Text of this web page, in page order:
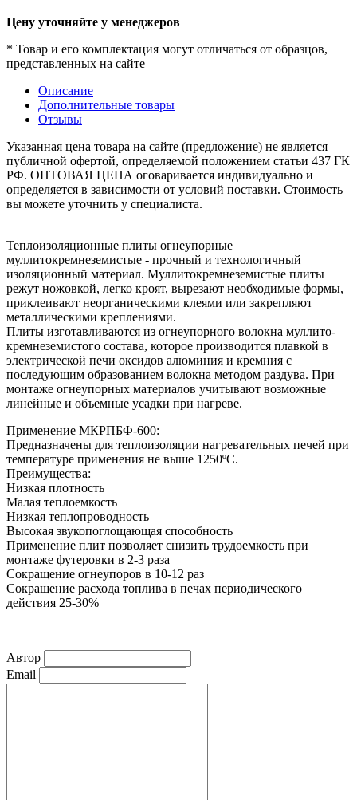
Цену уточняйте у менеджеров
* Товар и его комплектация могут отличаться от образцов,
представленных на сайте
Описание
Дополнительные товары
Отзывы
Указанная цена товара на сайте (предложение) не является
публичной офертой, определяемой положением статьи 437 ГК
РФ. ОПТОВАЯ ЦЕНА оговаривается индивидуально и
определяется в зависимости от условий поставки. Стоимость
вы можете уточнить у специалиста.
Теплоизоляционные плиты огнеупорные
муллитокремнеземистые - прочный и технологичный
изоляционный материал. Муллитокремнеземистые плиты
режут ножовкой, легко кроят, вырезают необходимые формы,
приклеивают неорганическими клеями или закрепляют
металлическими креплениями.
Плиты изготавливаются из огнеупорного волокна муллито-
кремнеземистого состава, которое производится плавкой в
электрической печи оксидов алюминия и кремния с
последующим образованием волокна методом раздува. При
монтаже огнеупорных материалов учитывают возможные
линейные и объемные усадки при нагреве.
Применение МКРПБФ-600:
Предназначены для теплоизоляции нагревательных печей при
температуре применения не выше 1250ºС.
Преимущества:
Низкая плотность
Малая теплоемкость
Низкая теплопроводность
Высокая звукопоглощающая способность
Применение плит позволяет снизить трудоемкость при
монтаже футеровки в 2-3 раза
Сокращение огнеупоров в 10-12 раз
Сокращение расхода топлива в печах периодического
действия 25-30%
Автор
Email